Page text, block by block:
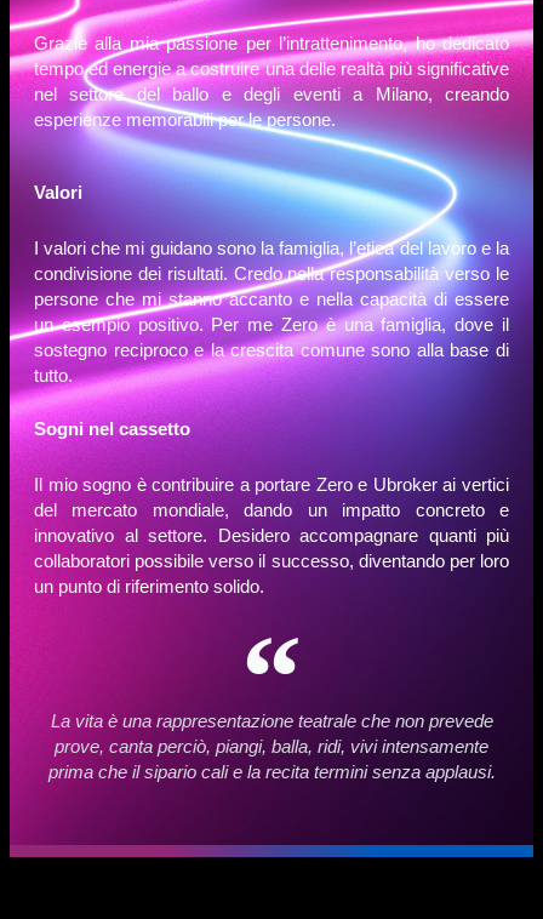
Grazie alla mia passione per l’intrattenimento, ho dedicato
tempo ed energie a costruire una delle realtà più significative
nel settore del ballo e degli eventi a Milano, creando
esperienze memorabili per le persone.
Valori
I valori che mi guidano sono la famiglia, l’etica del lavoro e la
condivisione dei risultati. Credo nella responsabilità verso le
persone che mi stanno accanto e nella capacità di essere
un esempio positivo. Per me Zero è una famiglia, dove il
sostegno reciproco e la crescita comune sono alla base di
tutto.
Sogni nel cassetto
Il mio sogno è contribuire a portare Zero e Ubroker ai vertici
del mercato mondiale, dando un impatto concreto e
innovativo al settore. Desidero accompagnare quanti più
collaboratori possibile verso il successo, diventando per loro
un punto di riferimento solido.
La vita è una rappresentazione teatrale che non prevede
prove, canta perciò, piangi, balla, ridi, vivi intensamente
prima che il sipario cali e la recita termini senza applausi.